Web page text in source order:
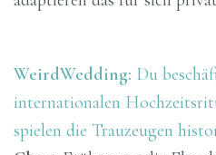
WeirdWedding: Du
internationalen
spielen die Trauzeugen